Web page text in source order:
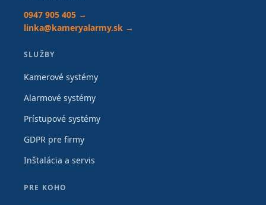
0947 905 405 →
linka@kameryalarmy.sk →
SLUŽBY
Kamerové systémy
Alarmové systémy
Prístupové systémy
GDPR pre firmy
Inštalácia a servis
PRE KOHO